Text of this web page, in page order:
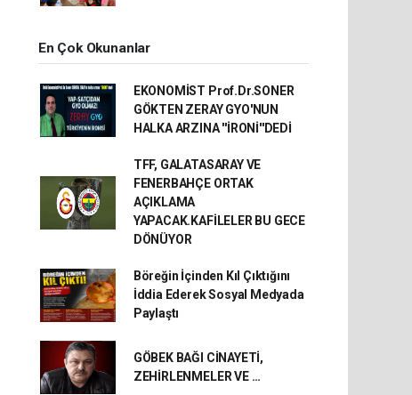
En Çok Okunanlar
EKONOMİST Prof.Dr.SONER
GÖKTEN ZERAY GYO'NUN
HALKA ARZINA ''İRONİ''DEDİ
TFF, GALATASARAY VE
FENERBAHÇE ORTAK
AÇIKLAMA
YAPACAK.KAFİLELER BU GECE
DÖNÜYOR
Böreğin İçinden Kıl Çıktığını
İddia Ederek Sosyal Medyada
Paylaştı
GÖBEK BAĞI CİNAYETİ,
ZEHİRLENMELER VE …